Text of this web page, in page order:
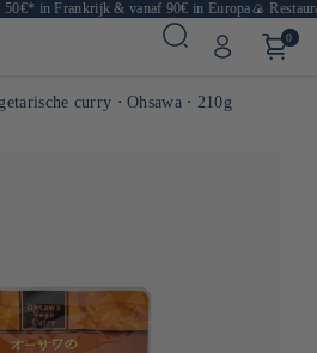
in Frankrijk & vanaf 90€ in Europa🍙
0
curry ⋅ Ohsawa ⋅ 210g